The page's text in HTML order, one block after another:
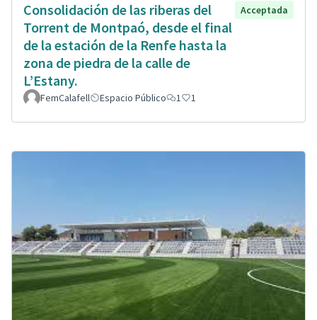
Consolidación de las riberas del
Torrent de Montpaó, desde el final
de la estación de la Renfe hasta la
zona de piedra de la calle de
L’Estany.
Acceptada
FemCalafell Espacio Público 1 1